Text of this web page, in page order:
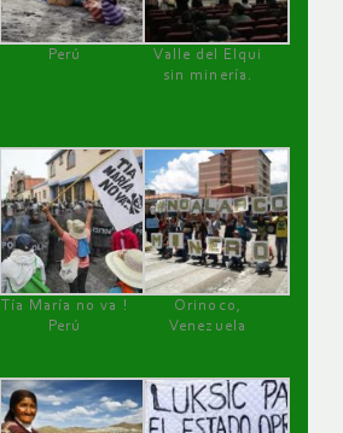
Perú
Valle del Elqui
sin minería.
Tía María no va !
Perú
Orinoco,
Venezuela